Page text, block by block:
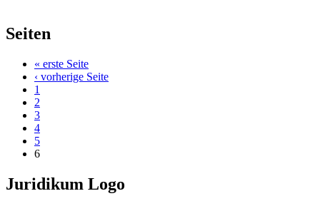
Seiten
« erste Seite
‹ vorherige Seite
1
2
3
4
5
6
Juridikum Logo